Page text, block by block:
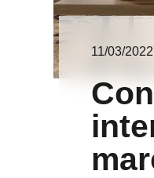
11/03/2022